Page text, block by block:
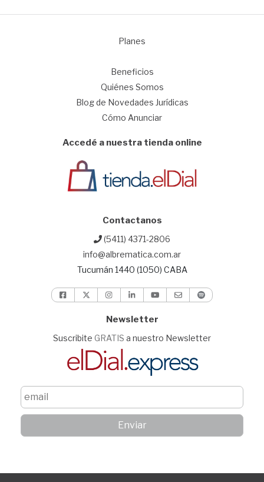
Planes
Beneficios
Quiénes Somos
Blog de Novedades Jurídicas
Cómo Anunciar
Accedé a nuestra tienda online
Contactanos
(5411) 4371-2806
info@albrematica.com.ar
Tucumán 1440 (1050) CABA
Newsletter
Suscribite GRATIS a nuestro Newsletter